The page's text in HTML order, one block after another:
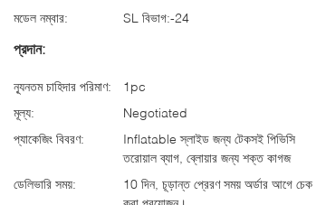
মডেল নম্বার:
SL বিভাগ:-24
প্রদান:
ন্যূনতম চাহিদার পরিমাণ:
1pc
মূল্য:
Negotiated
প্যাকেজিং বিবরণ:
Inflatable স্লাইড জন্য টেকসই পিভিসি
তরোয়াল ব্যাগ, ব্লোয়ার জন্য শক্ত কাগজ
ডেলিভারি সময়:
10 দিন, চূড়ান্ত প্রেরণ সময় অর্ডার আগে চেক